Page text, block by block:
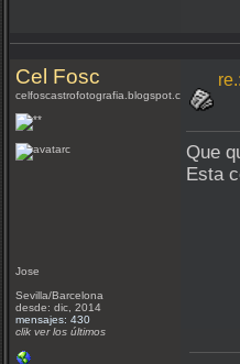
Cel Fosc
celfoscastrofotografia.blogspot.com
Jose
Sevilla/Barcelona
desde: dic, 2014
mensajes: 430
clik ver los últimos
Que
Esta